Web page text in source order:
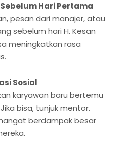
Hari Pertama
pesan dari manajer, atau
sebelum hari H. Kesan
meningkatkan rasa
Sosial
karyawan baru bertemu
bisa, tunjuk mentor.
berdampak besar